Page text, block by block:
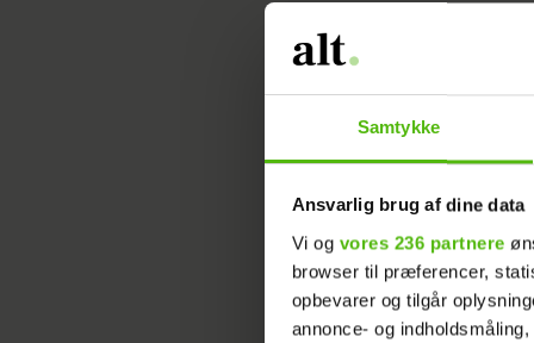
Samtykke
Ansvarlig brug af dine data
Vi og vores 236 partnere
browser til præferencer,
opbevarer og tilgår
annonce- og
noget i
fortsætter:
”Nu er
skriver